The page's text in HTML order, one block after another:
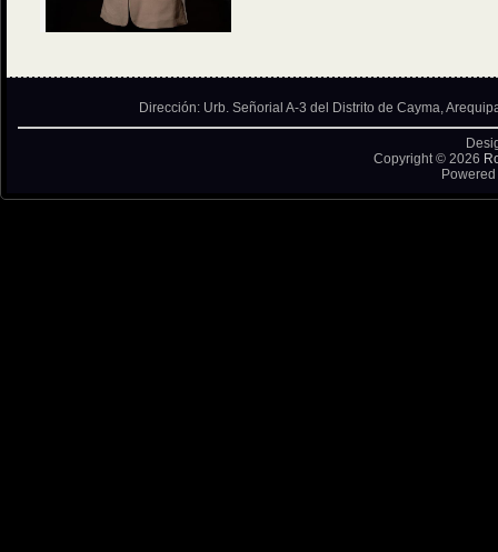
Dirección: Urb. Señorial A-3 del Distrito de Cayma,
Copyright © 2026